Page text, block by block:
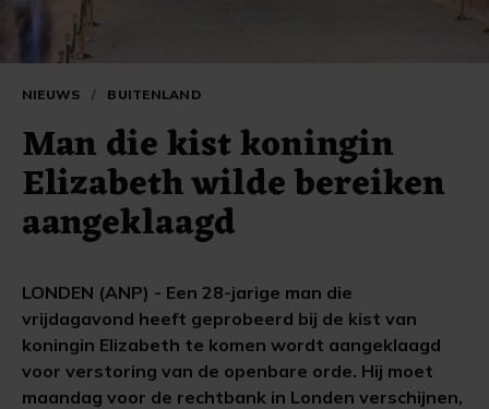
NIEUWS / BUITENLAND
Man die kist koningin
Elizabeth wilde bereiken
aangeklaagd
LONDEN (ANP) - Een 28-jarige man die
vrijdagavond heeft geprobeerd bij de kist van
koningin Elizabeth te komen wordt aangeklaagd
voor verstoring van de openbare orde. Hij moet
maandag voor de rechtbank in Londen verschijnen,